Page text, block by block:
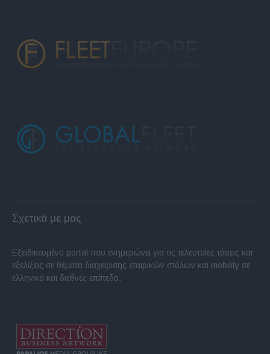
Σχετικά με μας
Εξειδικευμένο portal που ενημερώνει για τις τελευταίες τάσεις και
εξελίξεις σε θέματα διαχείρισης εταιρικών στόλων και mobility σε
ελληνικό και διεθνές επίπεδο.